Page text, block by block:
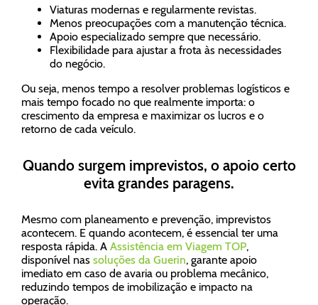
Viaturas modernas e regularmente revistas.
Menos preocupações com a manutenção técnica.
Apoio especializado sempre que necessário.
Flexibilidade para ajustar a frota às necessidades
do negócio.
Ou seja, menos tempo a resolver problemas logísticos e
mais tempo focado no que realmente importa: o
crescimento da empresa e maximizar os lucros e o
retorno de cada veículo.
Quando surgem imprevistos, o apoio certo
evita grandes paragens.
Mesmo com planeamento e prevenção, imprevistos
acontecem. E quando acontecem, é essencial ter uma
resposta rápida. A Assistência em Viagem TOP,
disponível nas soluções da Guerin, garante apoio
imediato em caso de avaria ou problema mecânico,
reduzindo tempos de imobilização e impacto na
operação.